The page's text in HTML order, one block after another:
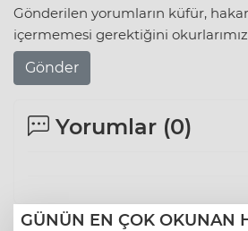
Gönderilen yorumların küfür,
içermemesi gerektiğini
Gönder
Yorumlar (0)
GÜNÜN EN ÇOK OKUNAN